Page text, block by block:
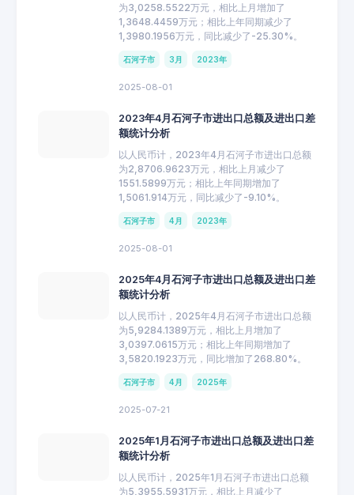
为3,0258.5522万元，相比上月增加了
1,3648.4459万元；相比上年同期减少了
1,3980.1956万元，同比减少了-25.30%。
石河子市 3月 2023年
2025-08-01
2023年4月石河子市进出口总额及进出口差
额统计分析
以人民币计，2023年4月石河子市进出口总额
为2,8706.9623万元，相比上月减少了
1551.5899万元；相比上年同期增加了
1,5061.914万元，同比减少了-9.10%。
石河子市 4月 2023年
2025-08-01
2025年4月石河子市进出口总额及进出口差
额统计分析
以人民币计，2025年4月石河子市进出口总额
为5,9284.1389万元，相比上月增加了
3,0397.0615万元；相比上年同期增加了
3,5820.1923万元，同比增加了268.80%。
石河子市 4月 2025年
2025-07-21
2025年1月石河子市进出口总额及进出口差
额统计分析
以人民币计，2025年1月石河子市进出口总额
为5,3955.5931万元，相比上月减少了